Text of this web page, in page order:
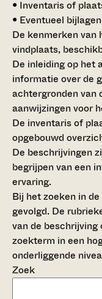
• Inventaris of
• Eventueel bijlagen
De kenmerken van
vindplaats,
De inleiding op het
informatie over de
achtergronden van
aanwijzingen voor
De inventaris of
opgebouwd
De beschrijvingen
begrijpen van een
ervaring.
Bij het zoeken in
gevolgd. De
van de beschrijving
zoekterm in een
onderliggende
Zoek